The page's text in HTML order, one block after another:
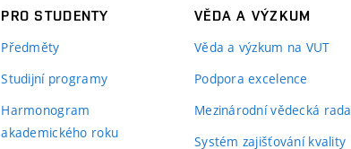
PRO STUDENTY
Předměty
Studijní programy
Harmonogram
akademického roku
VĚDA A VÝZKUM
Věda a výzkum na VUT
Podpora excelence
Mezinárodní vědecká rada
Systém zajišťování kvality